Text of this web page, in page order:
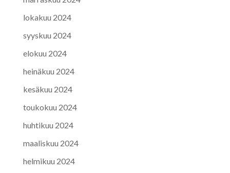
lokakuu 2024
syyskuu 2024
elokuu 2024
heinäkuu 2024
kesäkuu 2024
toukokuu 2024
huhtikuu 2024
maaliskuu 2024
helmikuu 2024